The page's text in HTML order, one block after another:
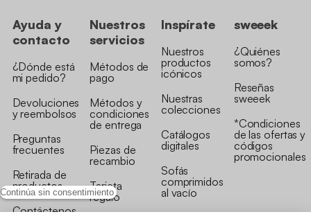
Continúa sin consentimiento
Ayuda y
contacto
¿Dónde está
mi pedido?
Devoluciones
y reembolsos
Preguntas
frecuentes
Retirada de
productos
Contáctenos
Nuestros
servicios
Métodos de
pago
Métodos y
condiciones
de entrega
Piezas de
recambio
Tarjeta
regalo
Inspírate
Nuestros
productos
icónicos
Nuestras
colecciones
Catálogos
digitales
Sofás
comprimidos
al vacío
sweeek
¿Quiénes
somos?
Reseñas
sweeek
*Condiciones
de las ofertas y
códigos
promocionales